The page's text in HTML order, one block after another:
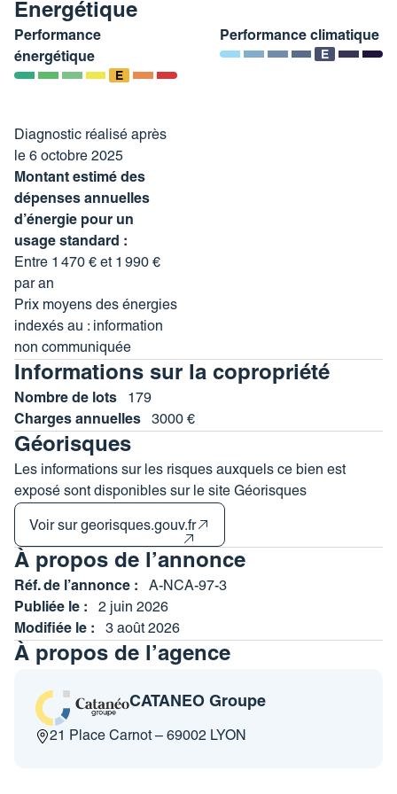
1440 euros et 2020 euros – prix moyens des énergies
indexés au 1er janvier 2021 (abonnements compris).
Les informations sur les risques auxquels ce bien est
https://cataneo-investissement-immobilier.fr/nos-tarifs/
Copropriété de 179 lots (Pas de procédure en cours).
Charges annuelles : 3000 euros.
Énergétique
Performance
énergétique
E
Performance climatique
E
Diagnostic réalisé après
le 6 octobre 2025
Montant estimé des
dépenses annuelles
d’énergie pour un
usage standard :
Entre 1 470 € et 1 990 €
par an
Prix moyens des énergies
indexés au : information
non communiquée
Informations sur la copropriété
Nombre de lots
179
Charges annuelles
3000 €
Géorisques
Les informations sur les risques auxquels ce bien est
exposé sont disponibles sur le site Géorisques
Voir sur georisques.gouv.fr
À propos de l’annonce
Réf. de l’annonce :
A-NCA-97-3
Publiée le :
2 juin 2026
Modifiée le :
3 août 2026
À propos de l’agence
CATANEO Groupe
21 Place Carnot – 69002 LYON